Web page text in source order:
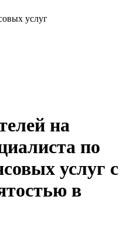
услуг
на
по
услуг с
в